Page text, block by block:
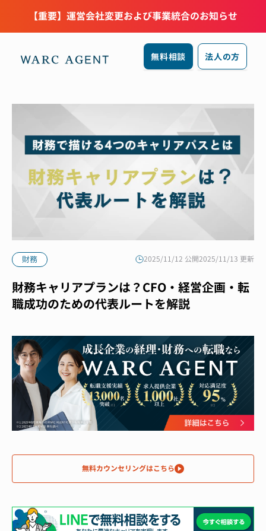
【重要】運営会社変更および事業統合のお知らせ
無料相談 法人の方
財務 2025/11/12 公開2025/11/13 更新
財務キャリアプランは？CFO・経営企画・転
職成功のための代表ルートを解説
無料カウンセリングはこちら